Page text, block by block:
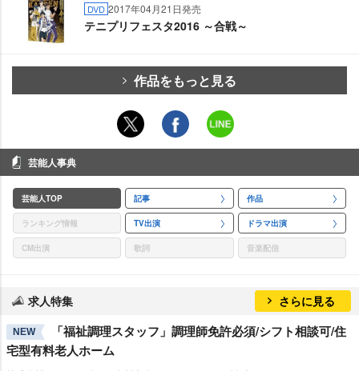
DVD 2017年04月21日発売
テニプリフェスタ2016 ～合戦～
作品をもっと見る
芸能人事典
芸能人TOP 記事 作品
ランキング情報 TV出演 ドラマ出演
CM出演 歌詞 音楽配信
求人特集 さらに見る
NEW
「福祉調理スタッフ」調理師免許必須/シフト相談可/住
宅型有料老人ホーム